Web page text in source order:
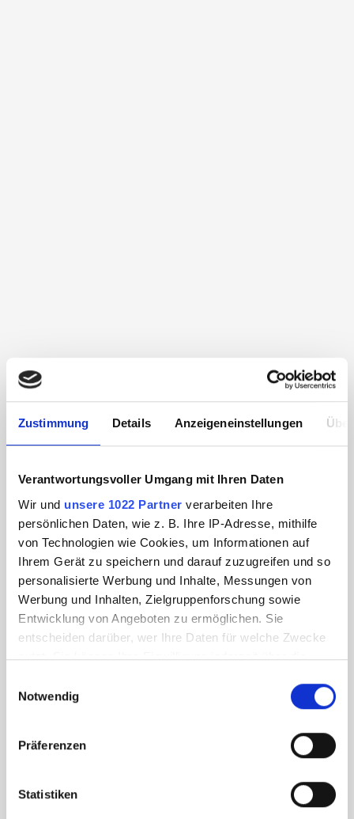
Zustimmung Details Anzeigeneinstellungen
Verantwortungsvoller Umgang mit Ihren Daten
Wir und unsere 1022 Partner verarbeiten Ihre
persönlichen Daten, wie z. B. Ihre IP-Adresse, mithilfe
von Technologien wie Cookies, um Informationen auf
Ihrem Gerät zu speichern und darauf zuzugreifen und so
personalisierte Werbung und Inhalte, Messungen von
Werbung und Inhalten, Zielgruppenforschung sowie
Entwicklung von Angeboten zu ermöglichen. Sie
entscheiden darüber, wer Ihre Daten für welche Zwecke
nutzt. Sie können Ihre Einwilligung jederzeit über die
Trigger Symbol ändern oder widerrufen
Informationen über Ihre geografische Lage
können
Notwendig
Präferenzen
Statistiken